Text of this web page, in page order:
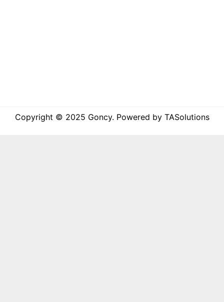
Copyright © 2025 Goncy. Powered by TASolutions